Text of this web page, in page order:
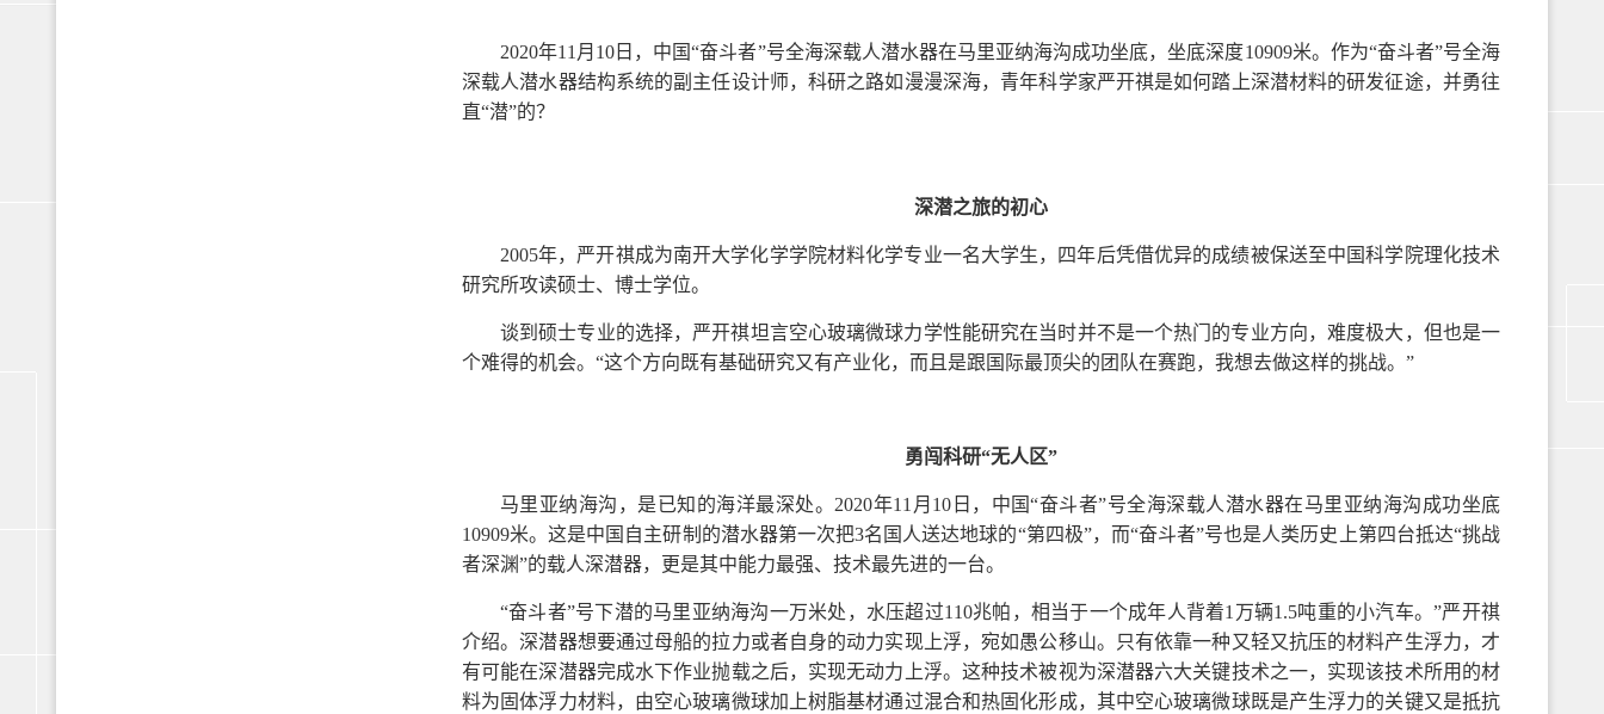
2020年11月10日，中国“奋斗者”号全海深载人潜水器在马里亚纳海沟成功坐底，坐底深度10909米。作为“奋斗者”号全海
深载人潜水器结构系统的副主任设计师，科研之路如漫漫深海，青年科学家严开祺是如何踏上深潜材料的研发征途，并勇往
直“潜”的？
深潜之旅的初心
2005年，严开祺成为南开大学化学学院材料化学专业一名大学生，四年后凭借优异的成绩被保送至中国科学院理化技术
研究所攻读硕士、博士学位。
谈到硕士专业的选择，严开祺坦言空心玻璃微球力学性能研究在当时并不是一个热门的专业方向，难度极大，但也是一
个难得的机会。“这个方向既有基础研究又有产业化，而且是跟国际最顶尖的团队在赛跑，我想去做这样的挑战。”
勇闯科研“无人区”
马里亚纳海沟，是已知的海洋最深处。2020年11月10日，中国“奋斗者”号全海深载人潜水器在马里亚纳海沟成功坐底
10909米。这是中国自主研制的潜水器第一次把3名国人送达地球的“第四极”，而“奋斗者”号也是人类历史上第四台抵达“挑战
者深渊”的载人深潜器，更是其中能力最强、技术最先进的一台。
“奋斗者”号下潜的马里亚纳海沟一万米处，水压超过110兆帕，相当于一个成年人背着1万辆1.5吨重的小汽车。”严开祺
介绍。深潜器想要通过母船的拉力或者自身的动力实现上浮，宛如愚公移山。只有依靠一种又轻又抗压的材料产生浮力，才
有可能在深潜器完成水下作业抛载之后，实现无动力上浮。这种技术被视为深潜器六大关键技术之一，实现该技术所用的材
料为固体浮力材料，由空心玻璃微球加上树脂基材通过混合和热固化形成，其中空心玻璃微球既是产生浮力的关键又是抵抗